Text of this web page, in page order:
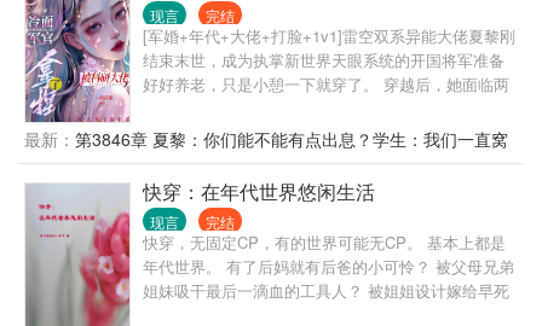
现言 完结
[军婚+年代+大佬+打脸+1v1]雷空双系异能大佬夏黎刚
结束末世，成为执掌新世界天眼系统的开国将军准备
好好养老，只是小憩一下就穿了。 穿越后，她面临两
以为是妈宝男，要么下乡去穷乡僻壤的地方当知青。
夏黎：拳头硬了！就这样的小白脸，我一拳能打一个
加强连！ 努力为首长爹官复原职，成为首长爹最贴心
的米虫小棉袄好好养老他不香吗？ 可是努力着，努力
着，夏黎回头一看。 嗯？我这军职怎么比我首长爹还
高了？ 南岛一大队来了位漂亮新知青，小姑娘一身痞
气，听说一脚就能把人踹骨折，思想不正，和她亲近
绝对会倒霉！ 不久后…… 队员们挑着扁担，挥汗如雨
最新： 第3846章 夏黎：你们能不能有点出息？学生：我们一直窝
窝囊囊
快穿：在年代世界悠闲生活
现言 完结
快穿，无固定CP，有的世界可能无CP。 基本上都是
年代世界。 有了后妈就有后爸的小可怜？ 被父母兄弟
姐妹吸干最后一滴血的工具人？ 被姐姐设计嫁给早死